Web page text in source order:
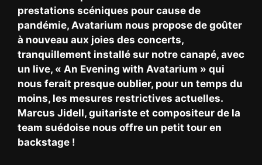
prestations scéniques pour cause de
pandémie, Avatarium nous propose de goûter
à nouveau aux joies des concerts,
tranquillement installé sur notre canapé, avec
un live, « An Evening with Avatarium » qui
nous ferait presque oublier, pour un temps du
moins, les mesures restrictives actuelles.
Marcus Jidell, guitariste et compositeur de la
team suédoise nous offre un petit tour en
backstage !